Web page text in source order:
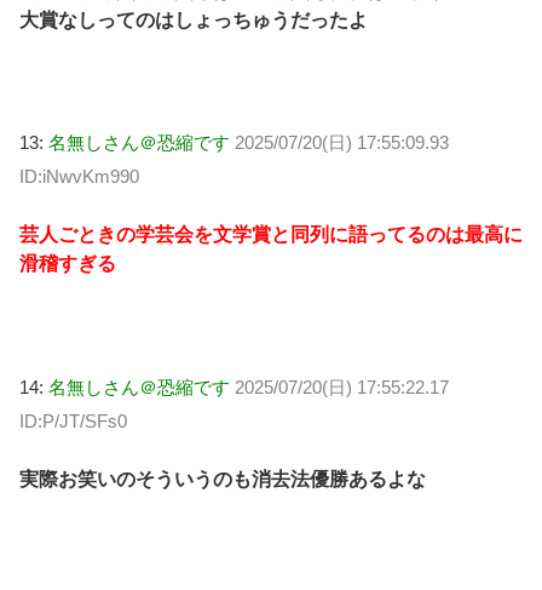
大賞なしってのはしょっちゅうだったよ
13: 名無しさん＠恐縮です 2025/07/20(日) 17:55:09.93
ID:iNwvKm990
芸人ごときの学芸会を文学賞と同列に語ってるのは最高に
滑稽すぎる
14: 名無しさん＠恐縮です 2025/07/20(日) 17:55:22.17
ID:P/JT/SFs0
実際お笑いのそういうのも消去法優勝あるよな